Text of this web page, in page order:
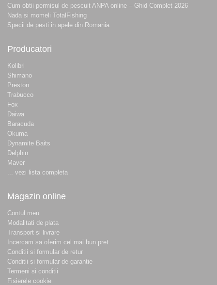
Cum obtii permisul de pescuit ANPA online – Ghid Complet 2026
Nada si momeli TotalFishing
Specii de pesti in apele din Romania
Producatori
Kolibri
Shimano
Preston
Trabucco
Fox
Daiwa
Baracuda
Okuma
Dynamite Baits
Delphin
Maver
... vezi lista completa
Magazin online
Contul meu
Modalitati de plata
Transport si livrare
Incercam sa oferim cel mai bun pret
Conditii si formular de retur
Conditii si formular de garantie
Termeni si conditii
Fisierele cookie